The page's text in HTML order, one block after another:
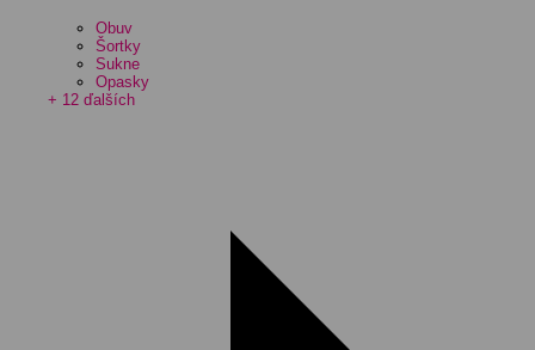
Obuv
Šortky
Sukne
Opasky
+ 12 ďalších